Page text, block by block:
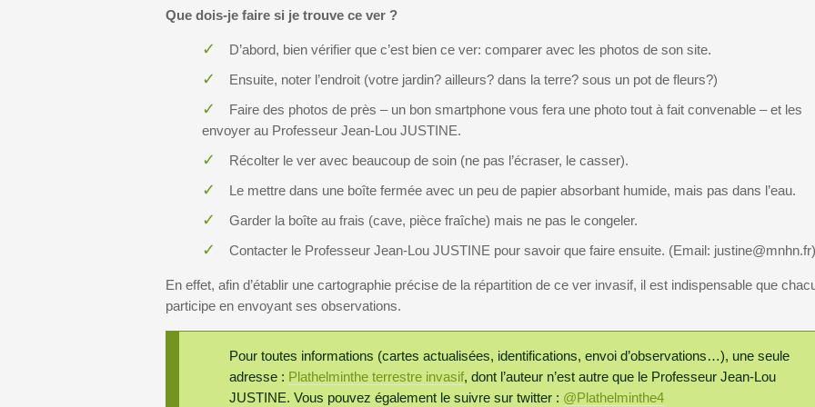
Que dois-je faire si je trouve ce ver ?
D’abord, bien vérifier que c’est bien ce ver: comparer avec les photos de son site.
Ensuite, noter l’endroit (votre jardin? ailleurs? dans la terre? sous un pot de fleurs?)
Faire des photos de près – un bon smartphone vous fera une photo tout à fait convenable – et les
envoyer au Professeur Jean-Lou JUSTINE.
Récolter le ver avec beaucoup de soin (ne pas l’écraser, le casser).
Le mettre dans une boîte fermée avec un peu de papier absorbant humide, mais pas dans l’eau.
Garder la boîte au frais (cave, pièce fraîche) mais ne pas le congeler.
Contacter le Professeur Jean-Lou JUSTINE pour savoir que faire ensuite. (Email: justine@mnhn.fr)
En effet, afin d’établir une cartographie précise de la répartition de ce ver invasif, il est indispensable que
participe en envoyant ses observations.
Pour toutes informations (cartes actualisées, identifications, envoi d’observations…), une seule
adresse : Plathelminthe terrestre invasif, dont l’auteur n’est autre que le Professeur Jean-Lou
JUSTINE. Vous pouvez également le suivre sur twitter : @Plathelminthe4